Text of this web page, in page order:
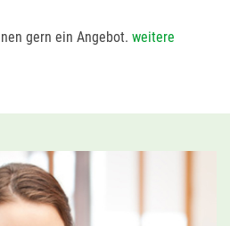
gern ein Angebot. weitere